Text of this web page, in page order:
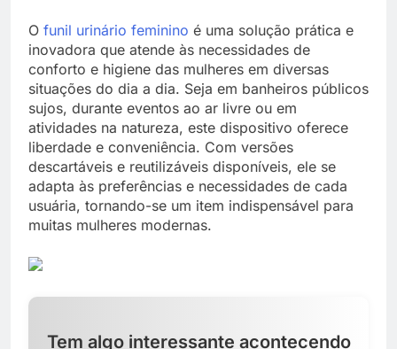
O funil urinário feminino é uma solução prática e
inovadora que atende às necessidades de
conforto e higiene das mulheres em diversas
situações do dia a dia. Seja em banheiros públicos
sujos, durante eventos ao ar livre ou em
atividades na natureza, este dispositivo oferece
liberdade e conveniência. Com versões
descartáveis e reutilizáveis disponíveis, ele se
adapta às preferências e necessidades de cada
usuária, tornando-se um item indispensável para
muitas mulheres modernas.
Tem algo interessante acontecendo